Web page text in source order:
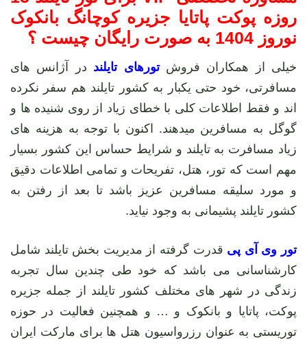
روزه پوکت پاتایا جزیره کوچانگ بانکوک
نوروز 1404 به صورت رایگان چیست ؟
خیلی از همکاران فروشتورهای تایلند در آژانس های
مسافرتی، خود حتی یکبار به کشور تایلند هم سفر نکرده
اند و فقط اطلاعات کلی با خطای زیاد از روی شنیده ها و
گوگل به مسافرین میدهند. اکنون با توجه به هزینه های
زیاد مسافرت به تایلند و شرایط حساس این کشور بسیار
مهم است که تور، هتل، تفریحات و تمامی اطلاعات دقیق
و مورد سلیقه مسافرین عزیز باشد تا بعد از رفتن به
کشور تایلند پشیمانی به وجود نیاید.
تور وی آی پی قدرت گرفته از مدیریت بخش تایلند شامل
کارشناسانی می باشد که خود طی چندین سال تجربه
زندگی در شهر های مختلف کشور تایلند از جمله جزیره
پوکت، پاتایا و بانکوک و … و همچنین فعالیت در حوزه
توریستی به عنوان رزرواسیون هتل ها برای مارکت ایران